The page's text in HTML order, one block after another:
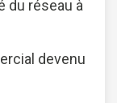
du réseau à
devenu